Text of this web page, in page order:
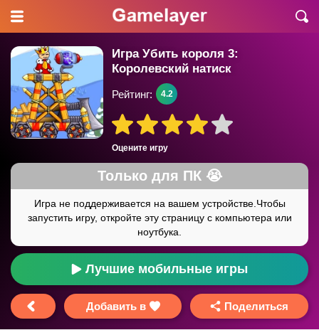
Игра Убить короля 3:
Королевский натиск
Оцените игру
Рейтинг: 4.2
Лучшие мобильные игры
Добавить в Поделиться